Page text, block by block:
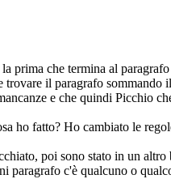
prima che termina al
il paragrafo
e che quindi Picchio
ho fatto? Ho cambiato le
poi sono stato in un
paragrafo c'è qualcuno o